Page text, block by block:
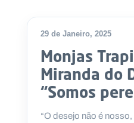
29 de Janeiro, 2025
Monjas
Miranda do
“Somos
“O desejo não é
i
n
o
s
.
p